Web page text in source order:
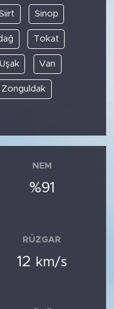
Sinop
Tokat
Uşak Van
Zonguldak
NEM
%91
RÜZGAR
12 km/s